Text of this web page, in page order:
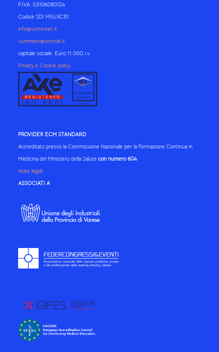
P.IVA: 03106080124
Codice SDI M5UXCR1
info@summeet.it
summeet@secmail.it
capitale sociale: Euro 11.000 i.v.
Privacy e Cookie policy
PROVIDER ECM STANDARD
Accreditato presso la Commissione Nazionale per la Formazione Continua in
Medicina del Ministero della Salutecon numero 604
Note legali
ASSOCIATI A